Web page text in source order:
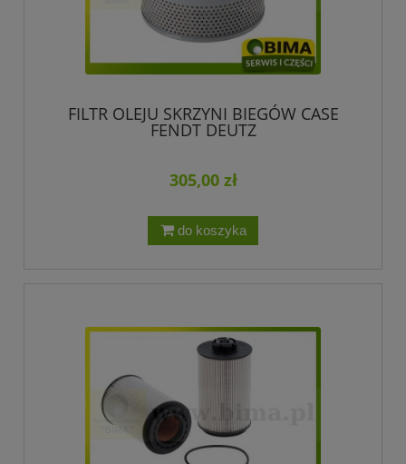
FILTR OLEJU SKRZYNI BIEGÓW CASE
FENDT DEUTZ
305,00 zł
do koszyka